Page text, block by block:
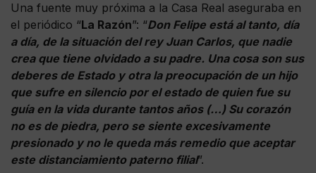
Una fuente muy próxima a la Casa Real aseguraba en
el periódico “La Razón”: “Don Felipe está al tanto, día
a día, de la situación del rey Juan Carlos, que nadie
crea que tiene olvidado a su padre. Una cosa son sus
deberes de Estado y otra la preocupación de un hijo
que sufre en silencio por el estado de quien fue su
guía en la vida durante tantos años (…) Su corazón
no es de piedra, pero se siente excesivamente
presionado y no le queda más remedio que aceptar
este distanciamiento paterno filial”.